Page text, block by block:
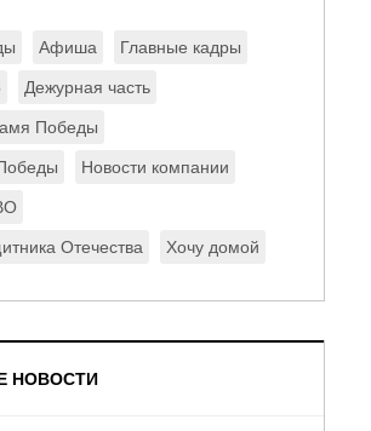
Афиша Главные кадры
Дежурная часть
Победы
Новости компании
Отечества Хочу домой
НОВОСТИ